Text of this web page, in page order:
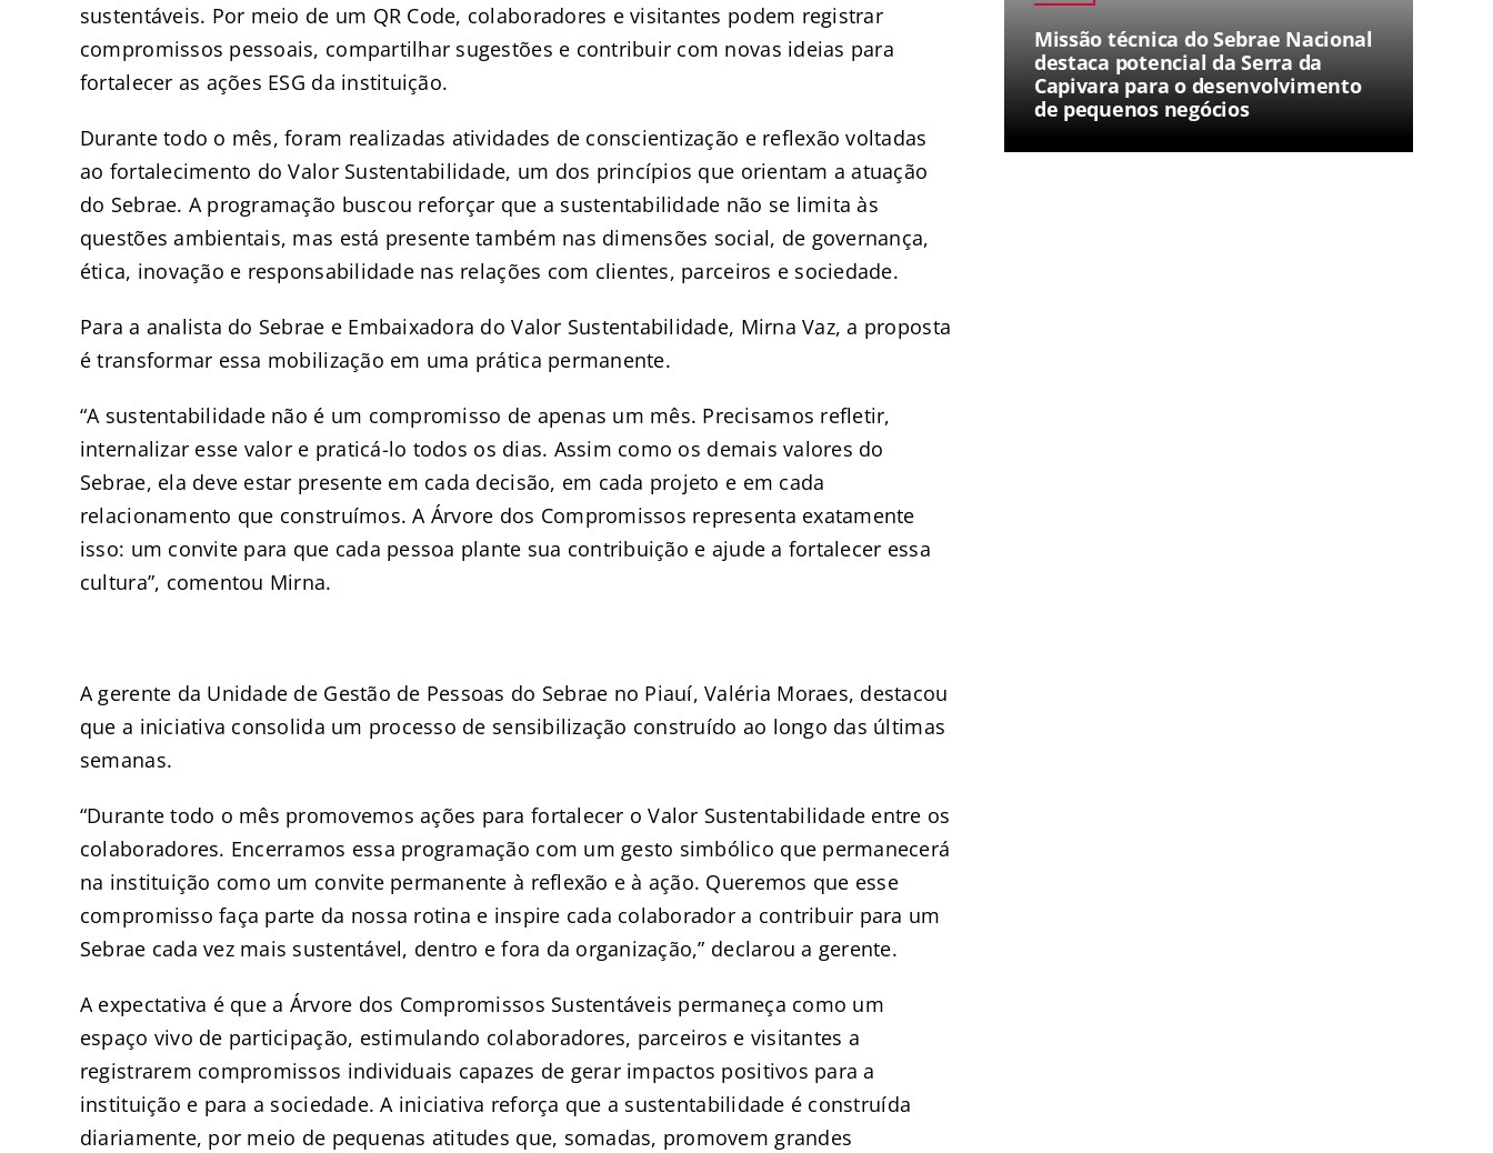
sustentáveis. Por meio de um QR Code, colaboradores e visitantes podem registrar
compromissos pessoais, compartilhar sugestões e contribuir com novas ideias para
fortalecer as ações ESG da instituição.
Durante todo o mês, foram realizadas atividades de conscientização e reflexão voltadas
ao fortalecimento do Valor Sustentabilidade, um dos princípios que orientam a atuação
do Sebrae. A programação buscou reforçar que a sustentabilidade não se limita às
questões ambientais, mas está presente também nas dimensões social, de governança,
ética, inovação e responsabilidade nas relações com clientes, parceiros e sociedade.
Para a analista do Sebrae e Embaixadora do Valor Sustentabilidade, Mirna Vaz, a proposta
é transformar essa mobilização em uma prática permanente.
“A sustentabilidade não é um compromisso de apenas um mês. Precisamos refletir,
internalizar esse valor e praticá-lo todos os dias. Assim como os demais valores do
Sebrae, ela deve estar presente em cada decisão, em cada projeto e em cada
relacionamento que construímos. A Árvore dos Compromissos representa exatamente
isso: um convite para que cada pessoa plante sua contribuição e ajude a fortalecer essa
cultura”, comentou Mirna.
A gerente da Unidade de Gestão de Pessoas do Sebrae no Piauí, Valéria Moraes, destacou
que a iniciativa consolida um processo de sensibilização construído ao longo das últimas
semanas.
“Durante todo o mês promovemos ações para fortalecer o Valor Sustentabilidade entre os
colaboradores. Encerramos essa programação com um gesto simbólico que permanecerá
na instituição como um convite permanente à reflexão e à ação. Queremos que esse
compromisso faça parte da nossa rotina e inspire cada colaborador a contribuir para um
Sebrae cada vez mais sustentável, dentro e fora da organização,” declarou a gerente.
A expectativa é que a Árvore dos Compromissos Sustentáveis permaneça como um
espaço vivo de participação, estimulando colaboradores, parceiros e visitantes a
registrarem compromissos individuais capazes de gerar impactos positivos para a
instituição e para a sociedade. A iniciativa reforça que a sustentabilidade é construída
diariamente, por meio de pequenas atitudes que, somadas, promovem grandes
Missão técnica do Sebrae Nacional
destaca potencial da Serra da
Capivara para o desenvolvimento
de pequenos negócios